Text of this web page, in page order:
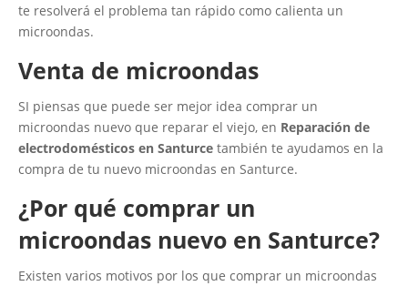
te resolverá el problema tan rápido como calienta un
microondas.
Venta de microondas
SI piensas que puede ser mejor idea comprar un
microondas nuevo que reparar el viejo, en Reparación de
electrodomésticos en Santurce también te ayudamos en la
compra de tu nuevo microondas en Santurce.
¿Por qué comprar un
microondas nuevo en Santurce?
Existen varios motivos por los que comprar un microondas